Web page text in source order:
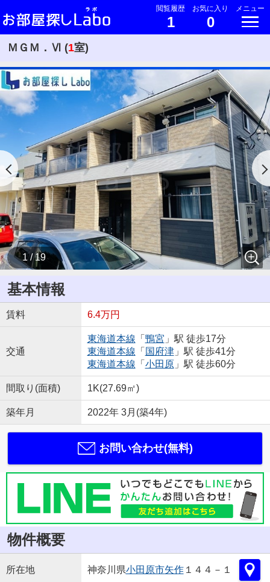
閲覧履歴
1
お気に入り
0
メニュー
ＭＧＭ．Ⅵ (1室)
1 / 19
基本情報
賃料 6.4万円
交通
東海道本線 「 鴨宮 」駅 徒歩17分
東海道本線 「 国府津」駅 徒歩41分
東海道本線 「 小田原」駅 徒歩60分
間取り(面積) 1K(27.69㎡)
築年月 2022年 3月(築4年)
お問い合わせ(無料)
物件概要
所在地 神奈川県小田原市矢作１４４－１